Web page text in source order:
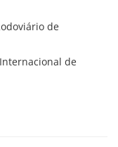
de
de